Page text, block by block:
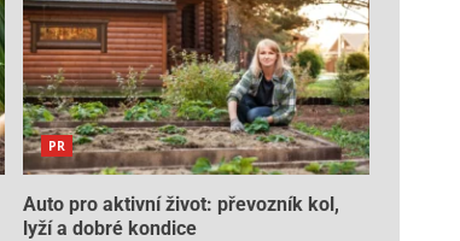
PR
Auto pro aktivní život: převozník kol,
lyží a dobré kondice